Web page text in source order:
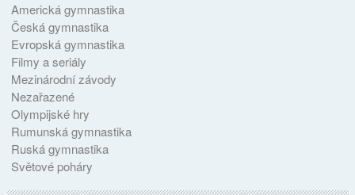
Americká gymnastika
Česká gymnastika
Evropská gymnastika
Filmy a seriály
Mezinárodní závody
Nezařazené
Olympijské hry
Rumunská gymnastika
Ruská gymnastika
Světové poháry